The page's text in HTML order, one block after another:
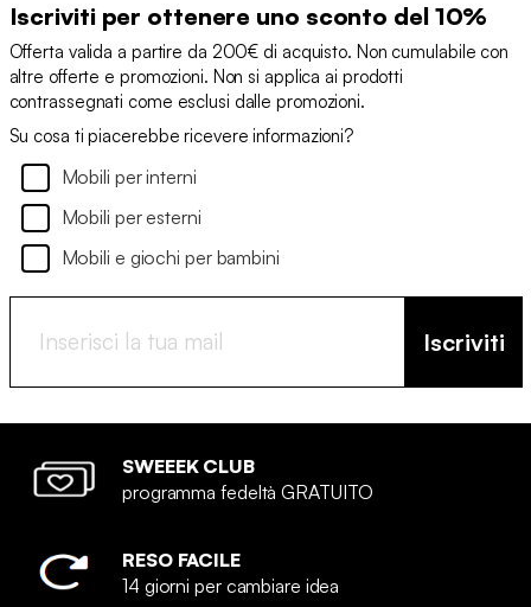
Iscriviti per ottenere uno sconto del 10%
Offerta valida a partire da 200€ di acquisto. Non cumulabile con
altre offerte e promozioni. Non si applica ai prodotti
contrassegnati come esclusi dalle promozioni.
Su cosa ti piacerebbe ricevere informazioni?
Mobili per interni
Mobili per esterni
Mobili e giochi per bambini
Iscriviti
SWEEEK CLUB
programma fedeltà GRATUITO
RESO FACILE
14 giorni per cambiare idea